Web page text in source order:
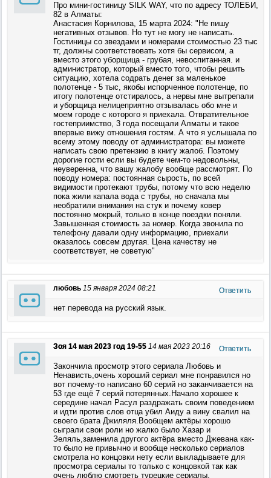
Про мини-гостиницу SILK WAY, что по адресу ТОЛЕБИ,
82 в Алматы:
Анастасия Корнилова, 15 марта 2024: "Не пишу
негативных отзывов. Но тут не могу не написать.
Гостиницы со звездами и номерами стоимостью 23 тыс
тг, должны соответствовать хотя бы сервисом, а
вместо этого уборщица - грубая, невоспитанная. и
администратор, который вместо того, чтобы решить
ситуацию, хотела содрать денег за маленькое
полотенце - 5 тыс, якобы испорченное полотенце, по
итогу полотенце отстиралось, а нервы мне вытрепали
и уборщица нелицеприятно отзывалась обо мне и
моем городе с которого я приехала. Отвратительное
гостеприимство, 3 года посещали Алматы и такое
впервые вижу отношения гостям. А что я услышала по
всему этому поводу от администратора: вы можете
написать свою претензию в книгу жалоб. Поэтому
дорогие гости если вы будете чем-то недовольны,
неуверенна, что вашу жалобу вообще рассмотрят. По
поводу номера: постоянная сырость, по всей
видимости протекают трубы, потому что всю неделю
пока жили капала вода с трубы, но сначала мы
необратили внимания на стук и почему ковер
постоянно мокрый, только в конце поездки поняли.
Завышенная стоимость за номер. Когда звонила по
телефону давали одну информацию, приехали
оказалось совсем другая. Цена качеству не
соответствует, не советую"
любовь 15 января 2024 08:21 Ответить
нет перевода на русский язык.
Зоя 14 мая 2023 год 19-55 14 мая 2023 20:16 Ответить
Закончила просмотр этого сериала Любовь и
Ненависть,очень хороший сериал мне понравился но
вот почему-то написано 60 серий но заканчивается на
53 где ещё 7 серий потерянных.Начало хорошее к
середине начал Расул раздражать своим поведением
и идти против слов отца убил Аиду а вину свалил на
своего брата Джиляля.Вообщем актёры хорошо
сыграли свои роли но жалко было Хазар и
Зеляль,заменила другого актёра вместо Джевана как-
то было не привычно и вообще несколько сериалов
смотрела но концовки нету если выкладываете для
просмотра сериалы то только с концовкой так как
очень люблю смотреть турецкие сериалы.